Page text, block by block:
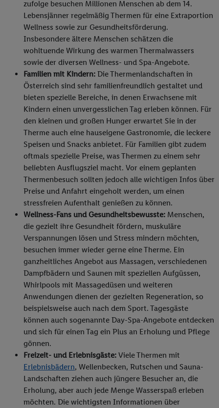
zufolge besuchen Millionen Menschen ab dem 14.
Lebensjänner regelmäßig Thermen für eine Extraportion
Wellness sowie zur Gesundheitsförderung.
Insbesondere ältere Menschen schätzen die
wohltuende Wirkung des warmen Thermalwassers
sowie der diversen Wellness- und Spa-Angebote.
Familien mit Kindern: Die Thermenlandschaften in
Österreich sind sehr familienfreundlich gestaltet und
bieten spezielle Bereiche, in denen Erwachsene mit
Kindern einen unvergesslichen Tag erleben können. Für
den kleinen und großen Hunger erwartet Sie in der
Therme auch eine hauseigene Gastronomie, die leckere
Speisen und Snacks anbietet. Für Familien gibt zudem
oftmals spezielle Preise, was Thermen zu einem sehr
beliebten Ausflugsziel macht. Vor einem geplanten
Thermenbesuch sollten jedoch alle wichtigen Infos über
Preise und Anfahrt eingeholt werden, um einen
stressfreien Aufenthalt genießen zu können.
Wellness-Fans und Gesundheitsbewusste: Menschen,
die gezielt ihre Gesundheit fördern, muskuläre
Verspannungen lösen und Stress mindern möchten,
besuchen immer wieder gerne eine Therme. Ein
ganzheitliches Angebot aus Massagen, verschiedenen
Dampfbädern und Saunen mit speziellen Aufgüssen,
Whirlpools mit Massagedüsen und weiteren
Anwendungen dienen der gezielten Regeneration, so
beispielsweise auch nach dem Sport. Tagesgäste
können auch sogenannte Day-Spa-Angebote entdecken
und sich für einen Tag ein Plus an Erholung und Pflege
gönnen.
Freizeit- und Erlebnisgäste: Viele Thermen mit
Erlebnisbädern, Wellenbecken, Rutschen und Sauna-
Landschaften ziehen auch jüngere Besucher an, die
Erholung, aber auch jede Menge Wasserspaß erleben
möchten. Die wichtigsten Informationen über